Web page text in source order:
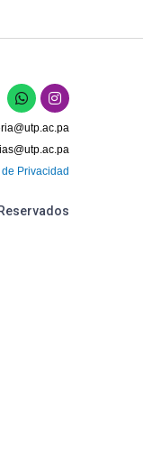
W
h
a
t
s
p
I
n
s
t
a
r
m
Privacidad